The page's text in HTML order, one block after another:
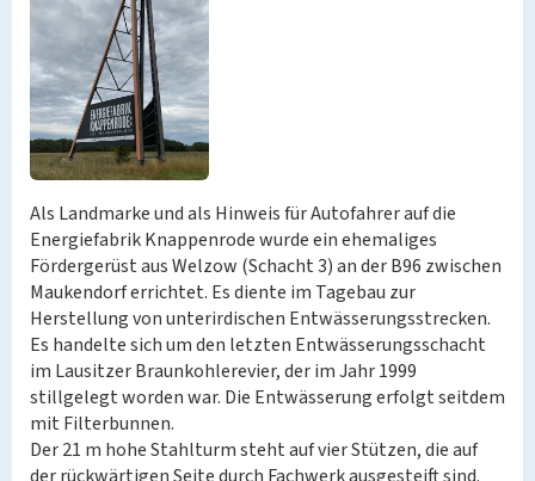
Als Landmarke und als Hinweis für Autofahrer auf die
Energiefabrik Knappenrode wurde ein ehemaliges
Fördergerüst aus Welzow (Schacht 3) an der B96 zwischen
Maukendorf errichtet. Es diente im Tagebau zur
Herstellung von unterirdischen Entwässerungsstrecken.
Es handelte sich um den letzten Entwässerungsschacht
im Lausitzer Braunkohlerevier, der im Jahr 1999
stillgelegt worden war. Die Entwässerung erfolgt seitdem
mit Filterbunnen.
Der 21 m hohe Stahlturm steht auf vier Stützen, die auf